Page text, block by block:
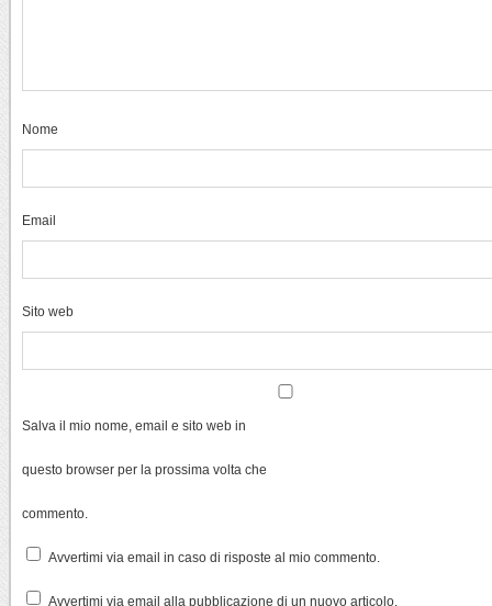
Nome
Email
Sito web
Salva il mio nome, email e sito web in
questo browser per la prossima volta che
commento.
Avvertimi via email in caso di risposte al mio commento.
Avvertimi via email alla pubblicazione di un nuovo articolo.